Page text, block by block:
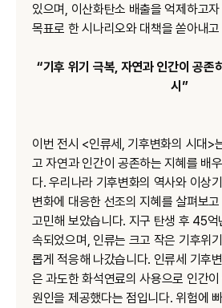
있으며, 이산화탄소 배출을 억제하고
목표로 한 시나리오와 대책을 쏟아내
“기후 위기 극복, 자연과 인간이 공존
시”
이번 전시 <인류세, 기후변화의 시대>
고 자연과 인간이 공존하는 지혜를 배
다. 우리나라 기후변화의 역사와 이상
변화에 대응한 선조의 지혜를 살펴보
고민해 보았습니다. 지구 탄생 후 45억
속되었으며, 인류는 크고 작은 기후위
롭게 적응해 나갔습니다. 인류세 기후
은 과도한 화석연료의 사용으로 인간이
원인을 제공했다는 점입니다. 위험에